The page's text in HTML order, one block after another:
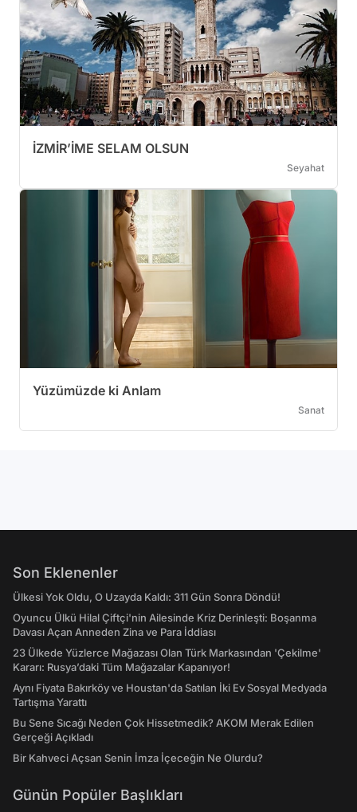
İZMİR’İME SELAM OLSUN
Seyahat
Yüzümüzde ki Anlam
Sanat
Son Eklenenler
Ülkesi Yok Oldu, O Uzayda Kaldı: 311 Gün Sonra Döndü!
Oyuncu Ülkü Hilal Çiftçi'nin Ailesinde Kriz Derinleşti: Boşanma
Davası Açan Anneden Zina ve Para İddiası
23 Ülkede Yüzlerce Mağazası Olan Türk Markasından 'Çekilme'
Kararı: Rusya’daki Tüm Mağazalar Kapanıyor!
Aynı Fiyata Bakırköy ve Houstan'da Satılan İki Ev Sosyal Medyada
Tartışma Yarattı
Bu Sene Sıcağı Neden Çok Hissetmedik? AKOM Merak Edilen
Gerçeği Açıkladı
Bir Kahveci Açsan Senin İmza İçeceğin Ne Olurdu?
Günün Popüler Başlıkları